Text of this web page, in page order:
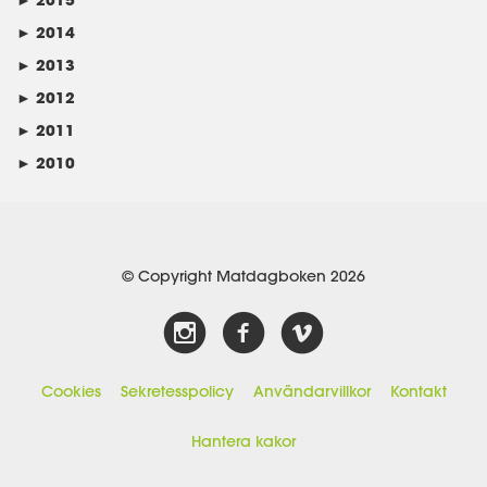
► 2014
► 2013
► 2012
► 2011
► 2010
© Copyright Matdagboken 2026
Cookies Sekretesspolicy Användarvillkor Kontakt
Hantera kakor